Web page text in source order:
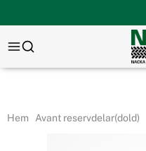
Hem Avant reservdelar(dold)